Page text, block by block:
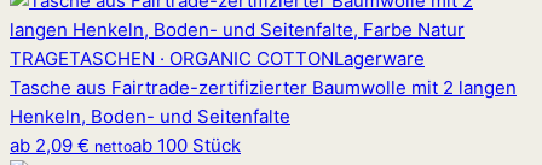
TRAGETASCHEN · ORGANIC COTTONLagerware
Tasche aus Fairtrade-zertifizierter Baumwolle mit 2 langen
Henkeln, Boden- und Seitenfalte
ab 2,09 € nettoab 100 Stück